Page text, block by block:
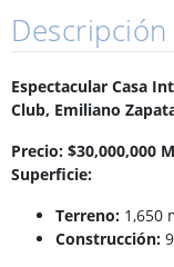
Espectacular Casa
Club, Emiliano
Precio: $30,000,000
Superficie:
Terreno: 1,650
Construcción: